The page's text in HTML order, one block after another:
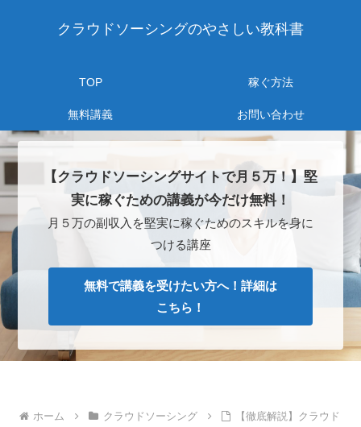
クラウドソーシングのやさしい教科書
TOP 稼ぐ方法
無料講義 お問い合わせ
【クラウドソーシングサイトで月５万！】堅
実に稼ぐための講義が今だけ無料！
月５万の副収入を堅実に稼ぐためのスキルを身に
つける講座
無料で講義を受けたい方へ！詳細は
こちら！
ホーム クラウドソーシング
【徹底解説】クラウド